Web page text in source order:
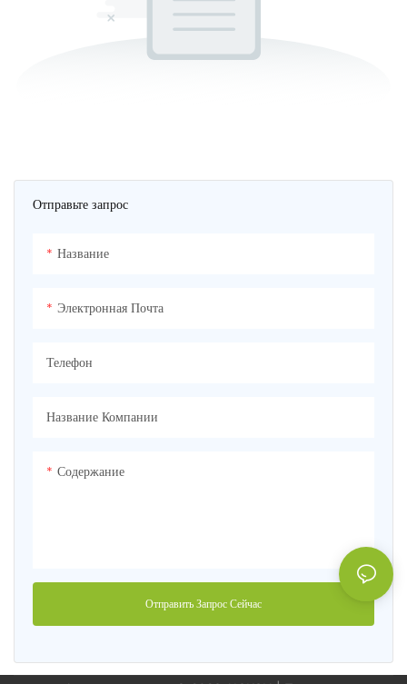
Отправьте запрос
Название
Электронная Почта
Телефон
Название Компании
Содержание
Отправить Запрос Сейчас